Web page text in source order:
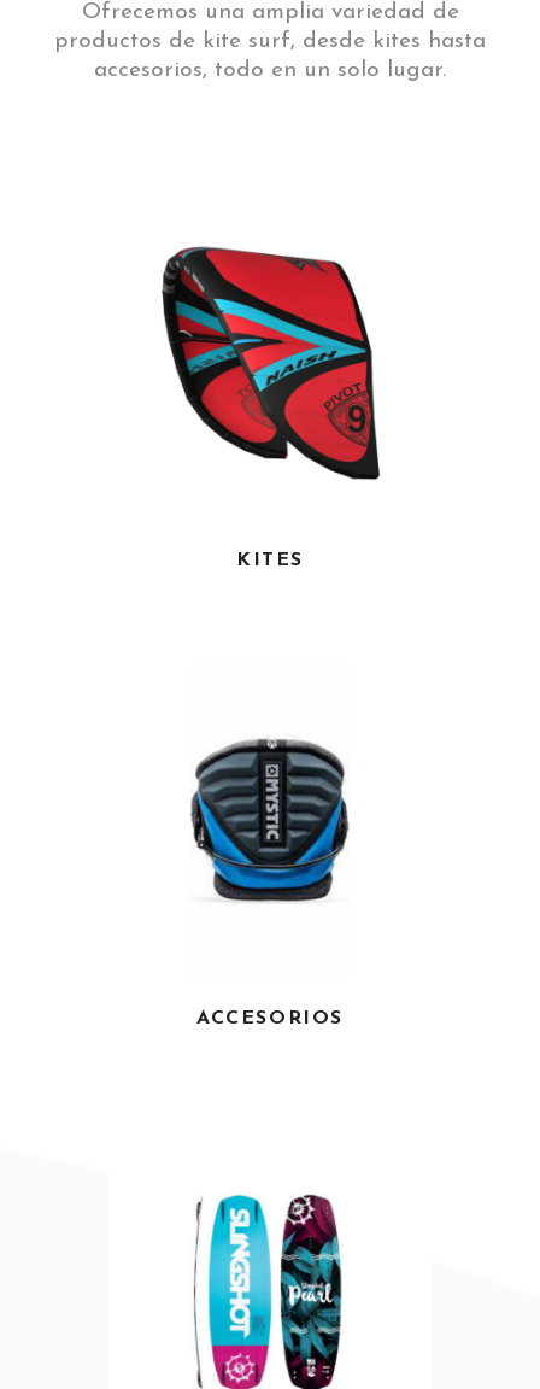
Ofrecemos una amplia variedad de
productos de kite surf, desde kites hasta
accesorios, todo en un solo lugar.
KITES
ACCESORIOS